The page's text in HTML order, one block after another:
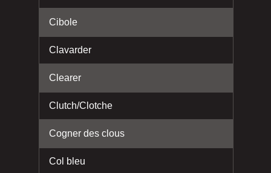
Cibole
Clavarder
Clearer
Clutch/Clotche
Cogner des clous
Col bleu